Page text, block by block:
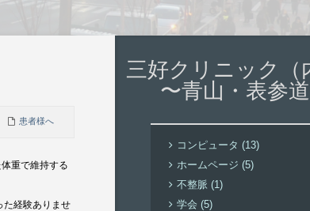
患者様へ
重で維持する
た経験ありませ
三好クリニック（
〜青山・表参
コンピュータ (13)
ホームページ (5)
不整脈 (1)
学会 (5)